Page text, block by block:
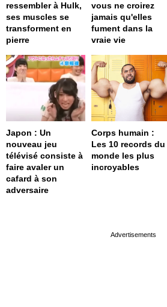
ressembler à Hulk,
ses muscles se
transforment en
pierre
vous ne croirez
jamais qu'elles
fument dans la
vraie vie
Japon : Un
nouveau jeu
télévisé consiste à
faire avaler un
cafard à son
adversaire
Corps humain :
Les 10 records du
monde les plus
incroyables